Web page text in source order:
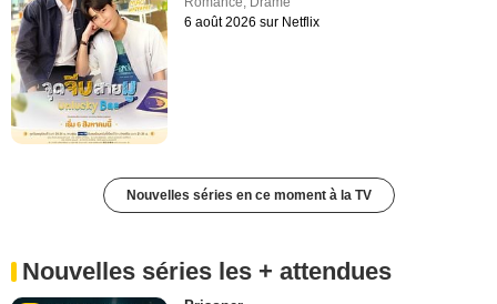
6 août 2026 sur Netflix
Nouvelles séries en ce moment à la TV
Nouvelles séries les + attendues